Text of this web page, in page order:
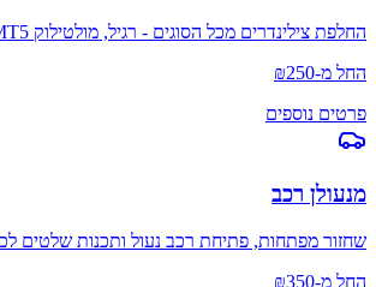
החלפת צילינדרים מכל הסוגים - רגיל, מולטילוק MT5, חד-סיטרי ודו-סיטרי. התאמה מדויקת לכל דלת, כולל פלדלת ורב-בריח.
החל מ-₪250
פרטים נוספים
מנעולן רכב
שחזור מפתחות, פתיחת רכב נעול ותכנות שלטים
החל מ-₪350